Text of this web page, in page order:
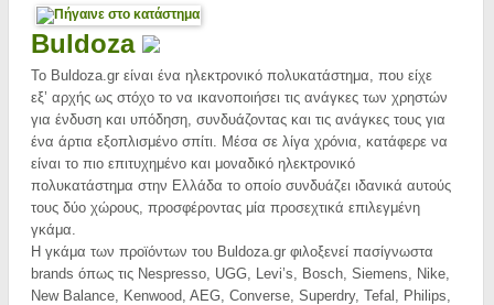
Buldoza
Το Buldoza.gr είναι ένα ηλεκτρονικό πολυκατάστημα, που είχε
εξ’ αρχής ως στόχο το να ικανοποιήσει τις ανάγκες των χρηστών
για ένδυση και υπόδηση, συνδυάζοντας και τις ανάγκες τους για
ένα άρτια εξοπλισμένο σπίτι. Μέσα σε λίγα χρόνια, κατάφερε να
είναι το πιο επιτυχημένο και μοναδικό ηλεκτρονικό
πολυκατάστημα στην Ελλάδα το οποίο συνδυάζει ιδανικά αυτούς
τους δύο χώρους, προσφέροντας μία προσεχτικά επιλεγμένη
γκάμα.
Η γκάμα των προϊόντων του Buldoza.gr φιλοξενεί πασίγνωστα
brands όπως τις Nespresso, UGG, Levi’s, Bosch, Siemens, Nike,
New Balance, Kenwood, AEG, Converse, Superdry, Tefal, Philips,